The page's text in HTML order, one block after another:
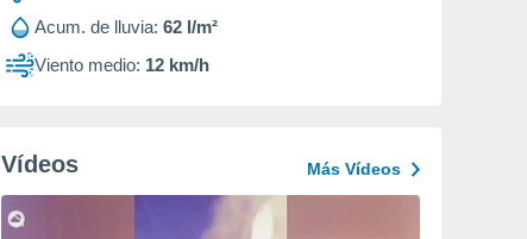
Acum. de lluvia: 62 l/m²
Viento medio: 12 km/h
Vídeos Más Vídeos